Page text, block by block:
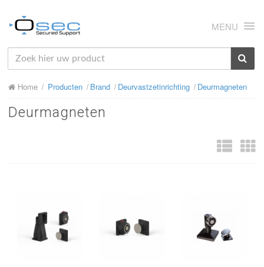
MENU
HOME
OVER ONS
NIEUWS
MIJN OSEC
CONTACT
Home Producten Brand Deurvastzetinrichting Deurmagneten
Deurmagneten